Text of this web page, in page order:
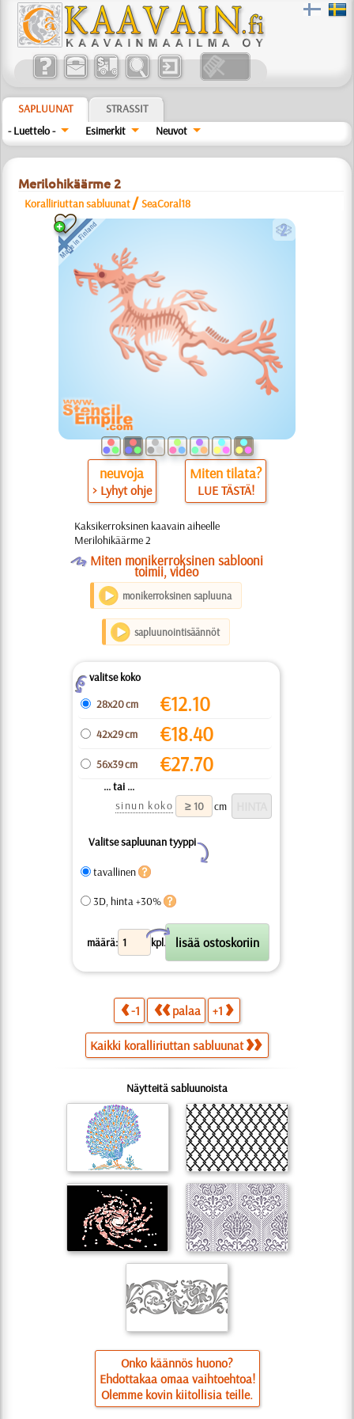
SAPLUUNAT
STRASSIT
- Luettelo -
Esimerkit Neuvot
Merilohikäärme 2
Koralliriuttan sabluunat /SeaCoral18
b
neuvoja
> Lyhyt ohje
Miten tilata?
LUE TÄSTÄ!
Kaksikerroksinen kaavain aiheelle
Merilohikäärme 2
OMiten monikerroksinen sablooni
toimii, video
monikerroksinen sapluuna
sapluunointisäännöt
Zvalitse koko
28x20 cm
€12.10
42x29 cm €18.40
56x39 cm €27.70
... tai ...
sinun koko
cm
Valitse sapluunan tyyppi
Y
tavallinen
3D, hinta +30%
määrä: kpl.
X
-1 palaa +1
Kaikki koralliriuttan sabluunat
Näytteitä sabluunoista
Onko käännös huono?
Ehdottakaa omaa vaihtoehtoa!
Olemme kovin kiitollisia teille.